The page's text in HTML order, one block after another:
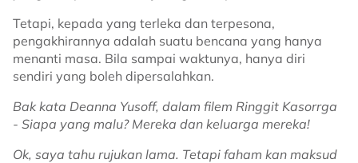
Tetapi, kepada yang terleka dan terpesona,
pengakhirannya adalah suatu bencana yang hanya
menanti masa. Bila sampai waktunya, hanya diri
sendiri yang boleh dipersalahkan.
Bak kata Deanna Yusoff, dalam filem Ringgit Kasorrga
- Siapa yang malu? Mereka dan keluarga mereka!
Ok, saya tahu rujukan lama. Tetapi faham kan maksud